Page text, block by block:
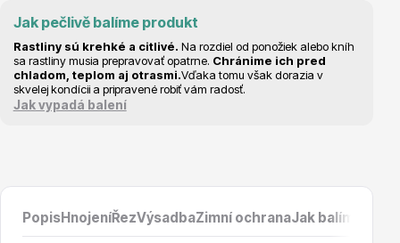
Cibuloviny
Vzrostlé stromy
Jak pečlivě balíme produkt
Rastliny sú krehké a citlivé. Na rozdiel od ponožiek alebo kníh
sa rastliny musia prepravovať opatrne. Chránime ich pred
chladom, teplom aj otrasmi.Vďaka tomu však dorazia v
skvelej kondícii a pripravené robiť vám radosť.
Jak vypadá balení
PopisHnojeníŘezVýsadbaZimní ochranaJak balíme